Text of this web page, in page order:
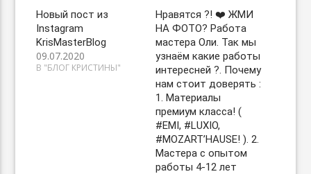
Новый пост из
Instagram
KrisMasterBlog
09.07.2020
В "БЛОГ КРИСТИНЫ"
Нравятся ?! ❤️ ЖМИ
НА ФОТО? Работа
мастера Оли. Так мы
узнаём какие работы
интересней ?. Почему
нам стоит доверять :
1. Материалы
премиум класса! (
#EMI, #LUXIO,
#MOZART’HAUSE! ). 2.
Мастера с опытом
работы 4-12 лет